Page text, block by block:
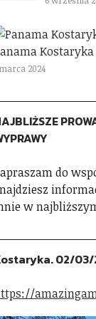
2024
do
w
02/